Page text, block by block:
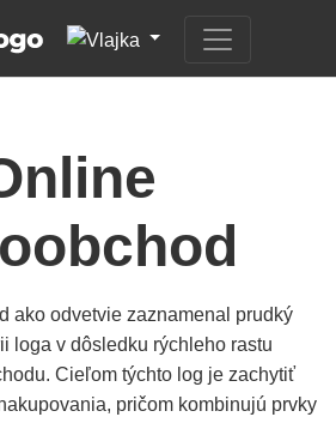
ako odvetvie zaznamenal prudký
loga v dôsledku rýchleho rastu
Cieľom týchto log je zachytiť
pričom kombinujú prvky